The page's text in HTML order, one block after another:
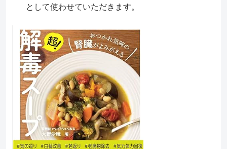
として使わせていただきます。